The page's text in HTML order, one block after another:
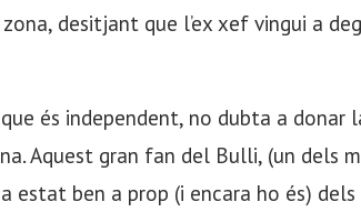
desitjant que l’ex xef vingui a
és independent, no dubta a donar
Aquest gran fan del Bulli, (un dels
estat ben a prop (i encara ho és)